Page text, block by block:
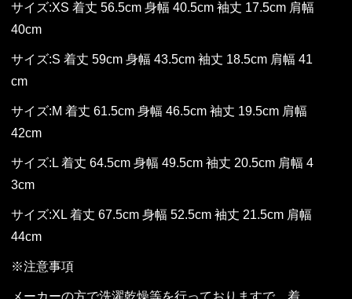
サイズ:XS 着丈 56.5cm 身幅 40.5cm 袖丈 17.5cm 肩幅
40cm
サイズ:S 着丈 59cm 身幅 43.5cm 袖丈 18.5cm 肩幅 41
cm
サイズ:M 着丈 61.5cm 身幅 46.5cm 袖丈 19.5cm 肩幅
42cm
サイズ:L 着丈 64.5cm 身幅 49.5cm 袖丈 20.5cm 肩幅 4
3cm
サイズ:XL 着丈 67.5cm 身幅 52.5cm 袖丈 21.5cm 肩幅
44cm
※注意事項